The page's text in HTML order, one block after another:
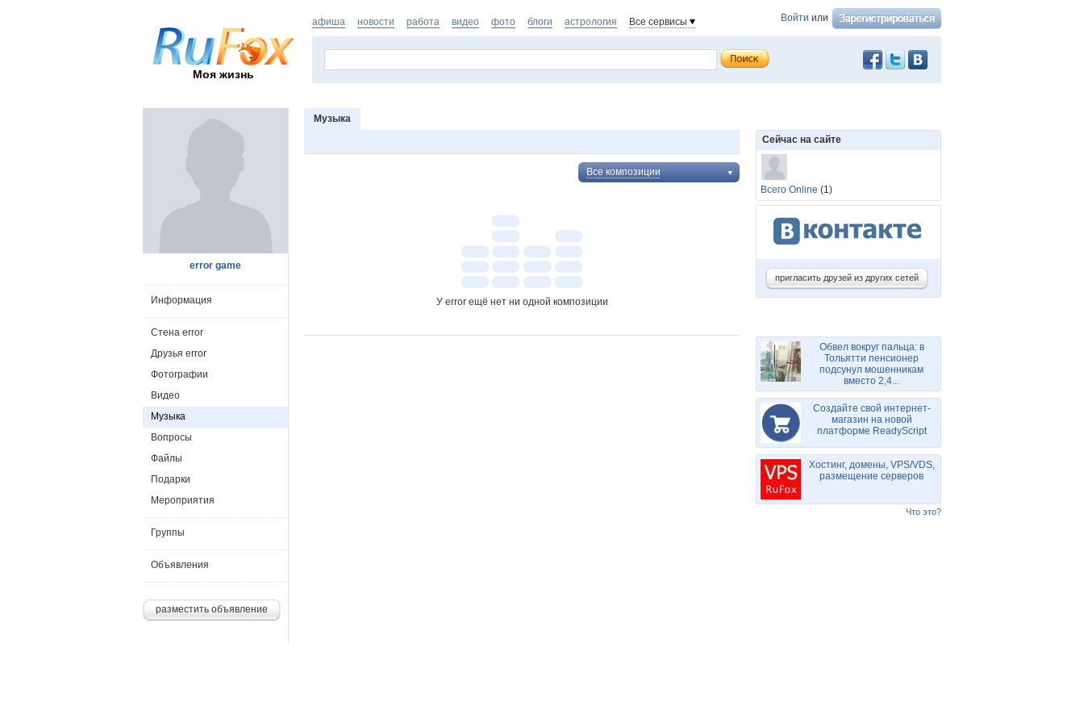
Моя жизнь
Войти или
афиша новости работа видео фото блоги астрология Все сервисы
Музыка
Все композиции
У error ещё нет ни одной композиции
error game
Информация
Стена error
Друзья error
Фотографии
Видео
Музыка
Вопросы
Файлы
Подарки
Мероприятия
Группы
Объявления
разместить объявление
Сейчас на сайте
Всего Online (1)
пригласить друзей из других сетей
Обвел вокруг пальца: в
Тольятти пенсионер
подсунул мошенникам
вместо 2,4...
Создайте свой интернет-
магазин на новой
платформе ReadyScript
Хостинг, домены, VPS/VDS,
размещение серверов
Что это?